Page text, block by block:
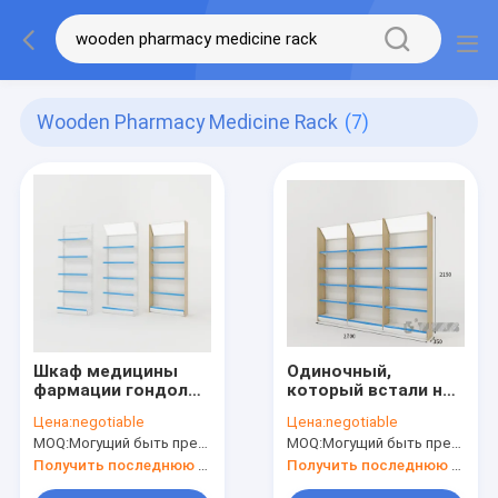
Wooden Pharmacy Medicine Rack (7)
Шкаф медицины
фармации гондолы,
для медицинского
ODM магазина
Цена:negotiable
MOQ:Могущий быть предметом переговоров
Одиночный,
который встали на
медицины для
обязанности света
материала
холоднокатаной
Цена:negotiable
MOQ:Могущий быть предметом переговоров